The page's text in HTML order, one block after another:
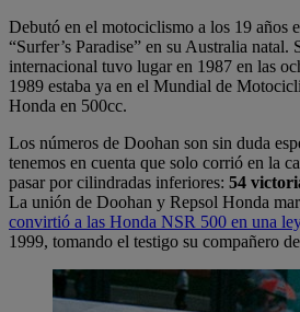
Debutó en el motociclismo a los 19 años
“Surfer’s Paradise” en su Australia natal.
internacional tuvo lugar en 1987 en las
1989 estaba ya en el Mundial de
Honda en 500cc.
Los números de Doohan son sin duda
tenemos en cuenta que solo corrió en la
pasar por cilindradas inferiores: 54
La unión de Doohan y Repsol Honda
convirtió a las Honda NSR 500 en una
1999, tomando el testigo su compañero